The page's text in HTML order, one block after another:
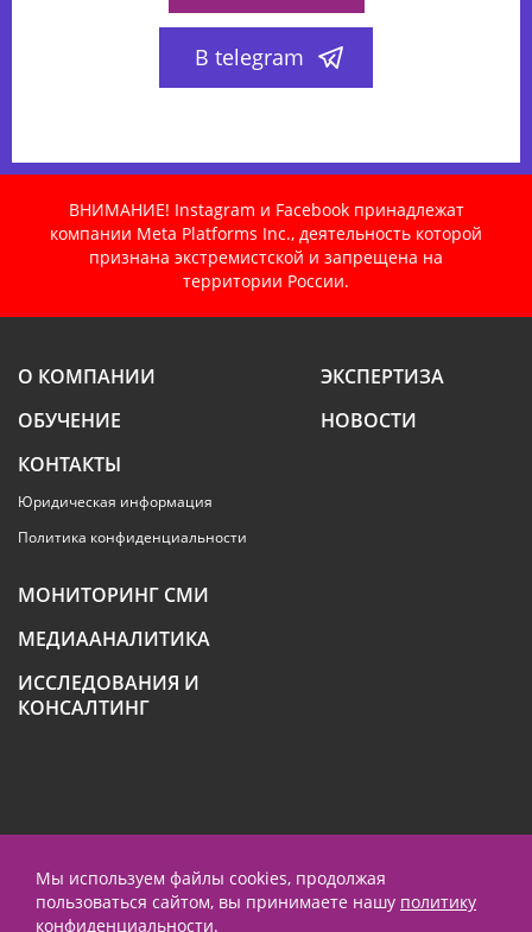
В telegram
ВНИМАНИЕ! Instagram и Facebook принадлежат
компании Meta Platforms Inc., деятельность которой
признана экстремистской и запрещена на
территории России.
О КОМПАНИИ
ЭКСПЕРТИЗА
ОБУЧЕНИЕ
НОВОСТИ
КОНТАКТЫ
Юридическая информация
Политика конфиденциальности
МОНИТОРИНГ СМИ
МЕДИААНАЛИТИКА
ИССЛЕДОВАНИЯ И
КОНСАЛТИНГ
+7 (495) 789-4259
contact@prnews.ru
Мы используем файлы cookies, продолжая
пользоваться сайтом, вы принимаете нашу политику
конфиденциальности.